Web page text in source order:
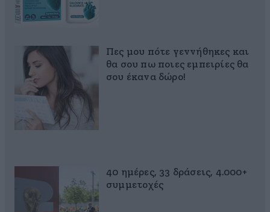
Πες μου πότε γεννήθηκες και
θα σου πω ποιες εμπειρίες θα
σου έκανα δώρο!
40 ημέρες, 33 δράσεις, 4.000+
συμμετοχές